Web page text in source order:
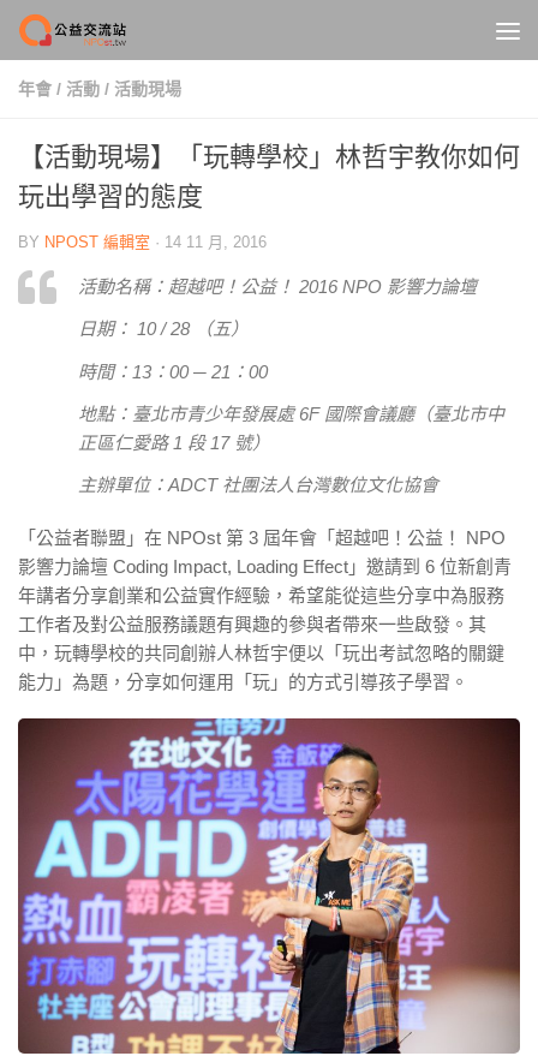
Skip to content
年會 / 活動 / 活動現場
【活動現場】「玩轉學校」林哲宇教你如何
玩出學習的態度
BY NPOST 編輯室 · 14 11 月, 2016
活動名稱：超越吧！公益！ 2016 NPO 影響力論壇
日期： 10 / 28 （五）
時間：13：00 ─ 21：00
地點：臺北市青少年發展處 6F 國際會議廳（臺北市中
正區仁愛路 1 段 17 號）
主辦單位：ADCT 社團法人台灣數位文化協會
「公益者聯盟」在 NPOst 第 3 屆年會「超越吧！公益！ NPO
影響力論壇 Coding Impact, Loading Effect」邀請到 6 位新創青
年講者分享創業和公益實作經驗，希望能從這些分享中為服務
工作者及對公益服務議題有興趣的參與者帶來一些啟發。其
中，玩轉學校的共同創辦人林哲宇便以「玩出考試忽略的關鍵
能力」為題，分享如何運用「玩」的方式引導孩子學習。